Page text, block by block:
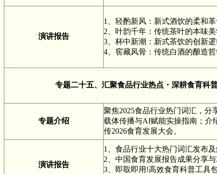
演讲报告
1、轻酌新风：新式酒饮的柔和
2、叶韵千年：传统茶叶的本味
3、杯中新潮：新式茶饮的创新
4、窖藏风骨：传统白酒的酿造
专题二十五、 汇聚食品行业热点・深耕食育科
专题介绍
聚焦2025食品行业热门词汇，
载体传播与AI赋能实操指南；介
传2026食育发展大会。
演讲报告
1、食品行业十大热门词汇发布
2、中国食育发展报告成果分享
3、即取即用!高效食育科普工具